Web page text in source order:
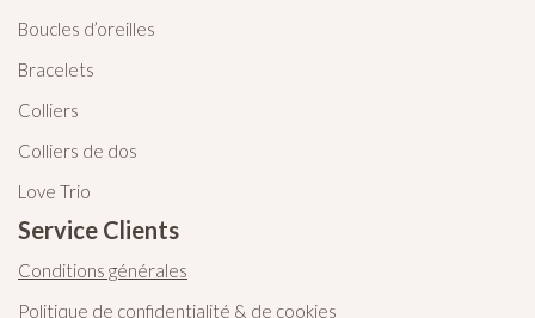
Boucles d’oreilles
Bracelets
Colliers
Colliers de dos
Love Trio
Service Clients
Conditions générales
Politique de confidentialité & de cookies